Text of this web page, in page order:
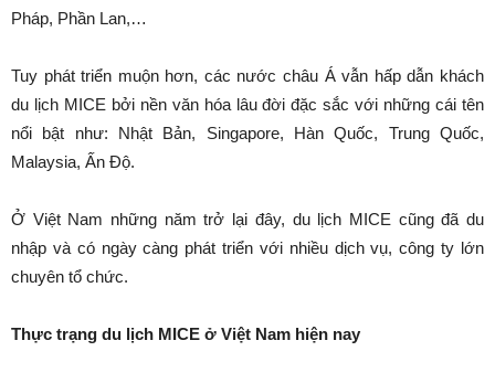
Pháp, Phần Lan,…
Tuy phát triển muộn hơn, các nước châu Á vẫn hấp dẫn khách
du lịch MICE bởi nền văn hóa lâu đời đặc sắc với những cái tên
nổi bật như: Nhật Bản, Singapore, Hàn Quốc, Trung Quốc,
Malaysia, Ấn Độ.
Ở Việt Nam những năm trở lại đây, du lịch MICE cũng đã du
nhập và có ngày càng phát triển với nhiều dịch vụ, công ty lớn
chuyên tổ chức.
Thực trạng du lịch MICE ở Việt Nam hiện nay